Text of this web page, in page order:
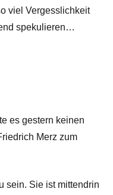
viel Vergesslichkeit
spekulieren…
es gestern keinen
Merz zum
sein. Sie ist mittendrin